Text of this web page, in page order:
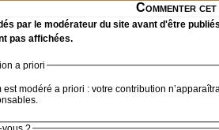
Commenter
par le modérateur du site avant d'être
pas affichées.
a priori
est modéré a priori : votre contribution